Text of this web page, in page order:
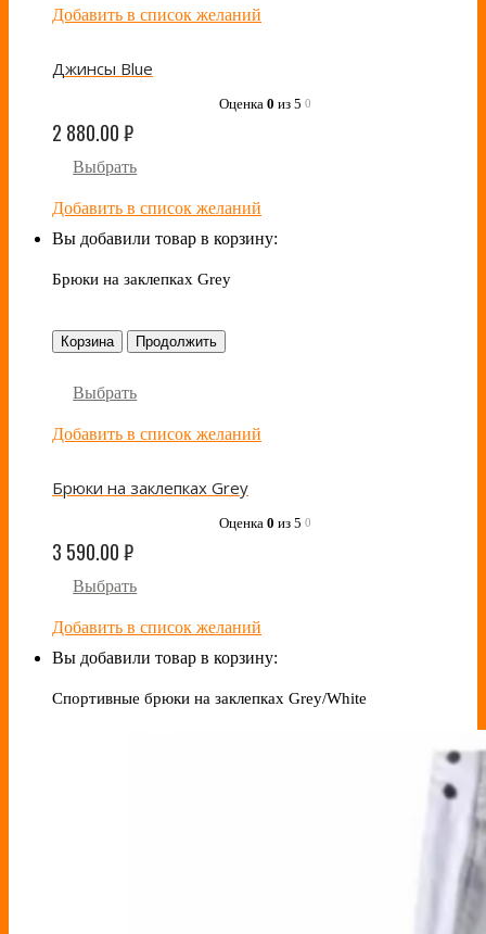
Добавить в список желаний
Джинсы Blue
Оценка 0 из 5 0
2 880.00₽
Выбрать
Добавить в список желаний
Вы добавили товар в корзину:
Брюки на заклепках Grey
Корзина Продолжить
Выбрать
Добавить в список желаний
Брюки на заклепках Grey
Оценка 0 из 5 0
3 590.00₽
Выбрать
Добавить в список желаний
Вы добавили товар в корзину:
Спортивные брюки на заклепках Grey/White